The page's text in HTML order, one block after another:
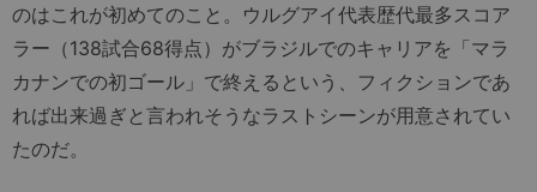
のはこれが初めてのこと。ウルグアイ代表歴代最多スコア
ラー（138試合68得点）がブラジルでのキャリアを「マラ
カナンでの初ゴール」で終えるという、フィクションであ
れば出来過ぎと言われそうなラストシーンが用意されてい
たのだ。